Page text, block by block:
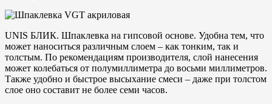
UNIS БЛИК. Шпаклевка на гипсовой основе. Удобна тем, что
может наноситься различным слоем – как тонким, так и
толстым. По рекомендациям производителя, слой нанесения
может колебаться от полумиллиметра до восьми миллиметров.
Также удобно и быстрое высыхание смеси – даже при толстом
слое оно составит не более семи часов.